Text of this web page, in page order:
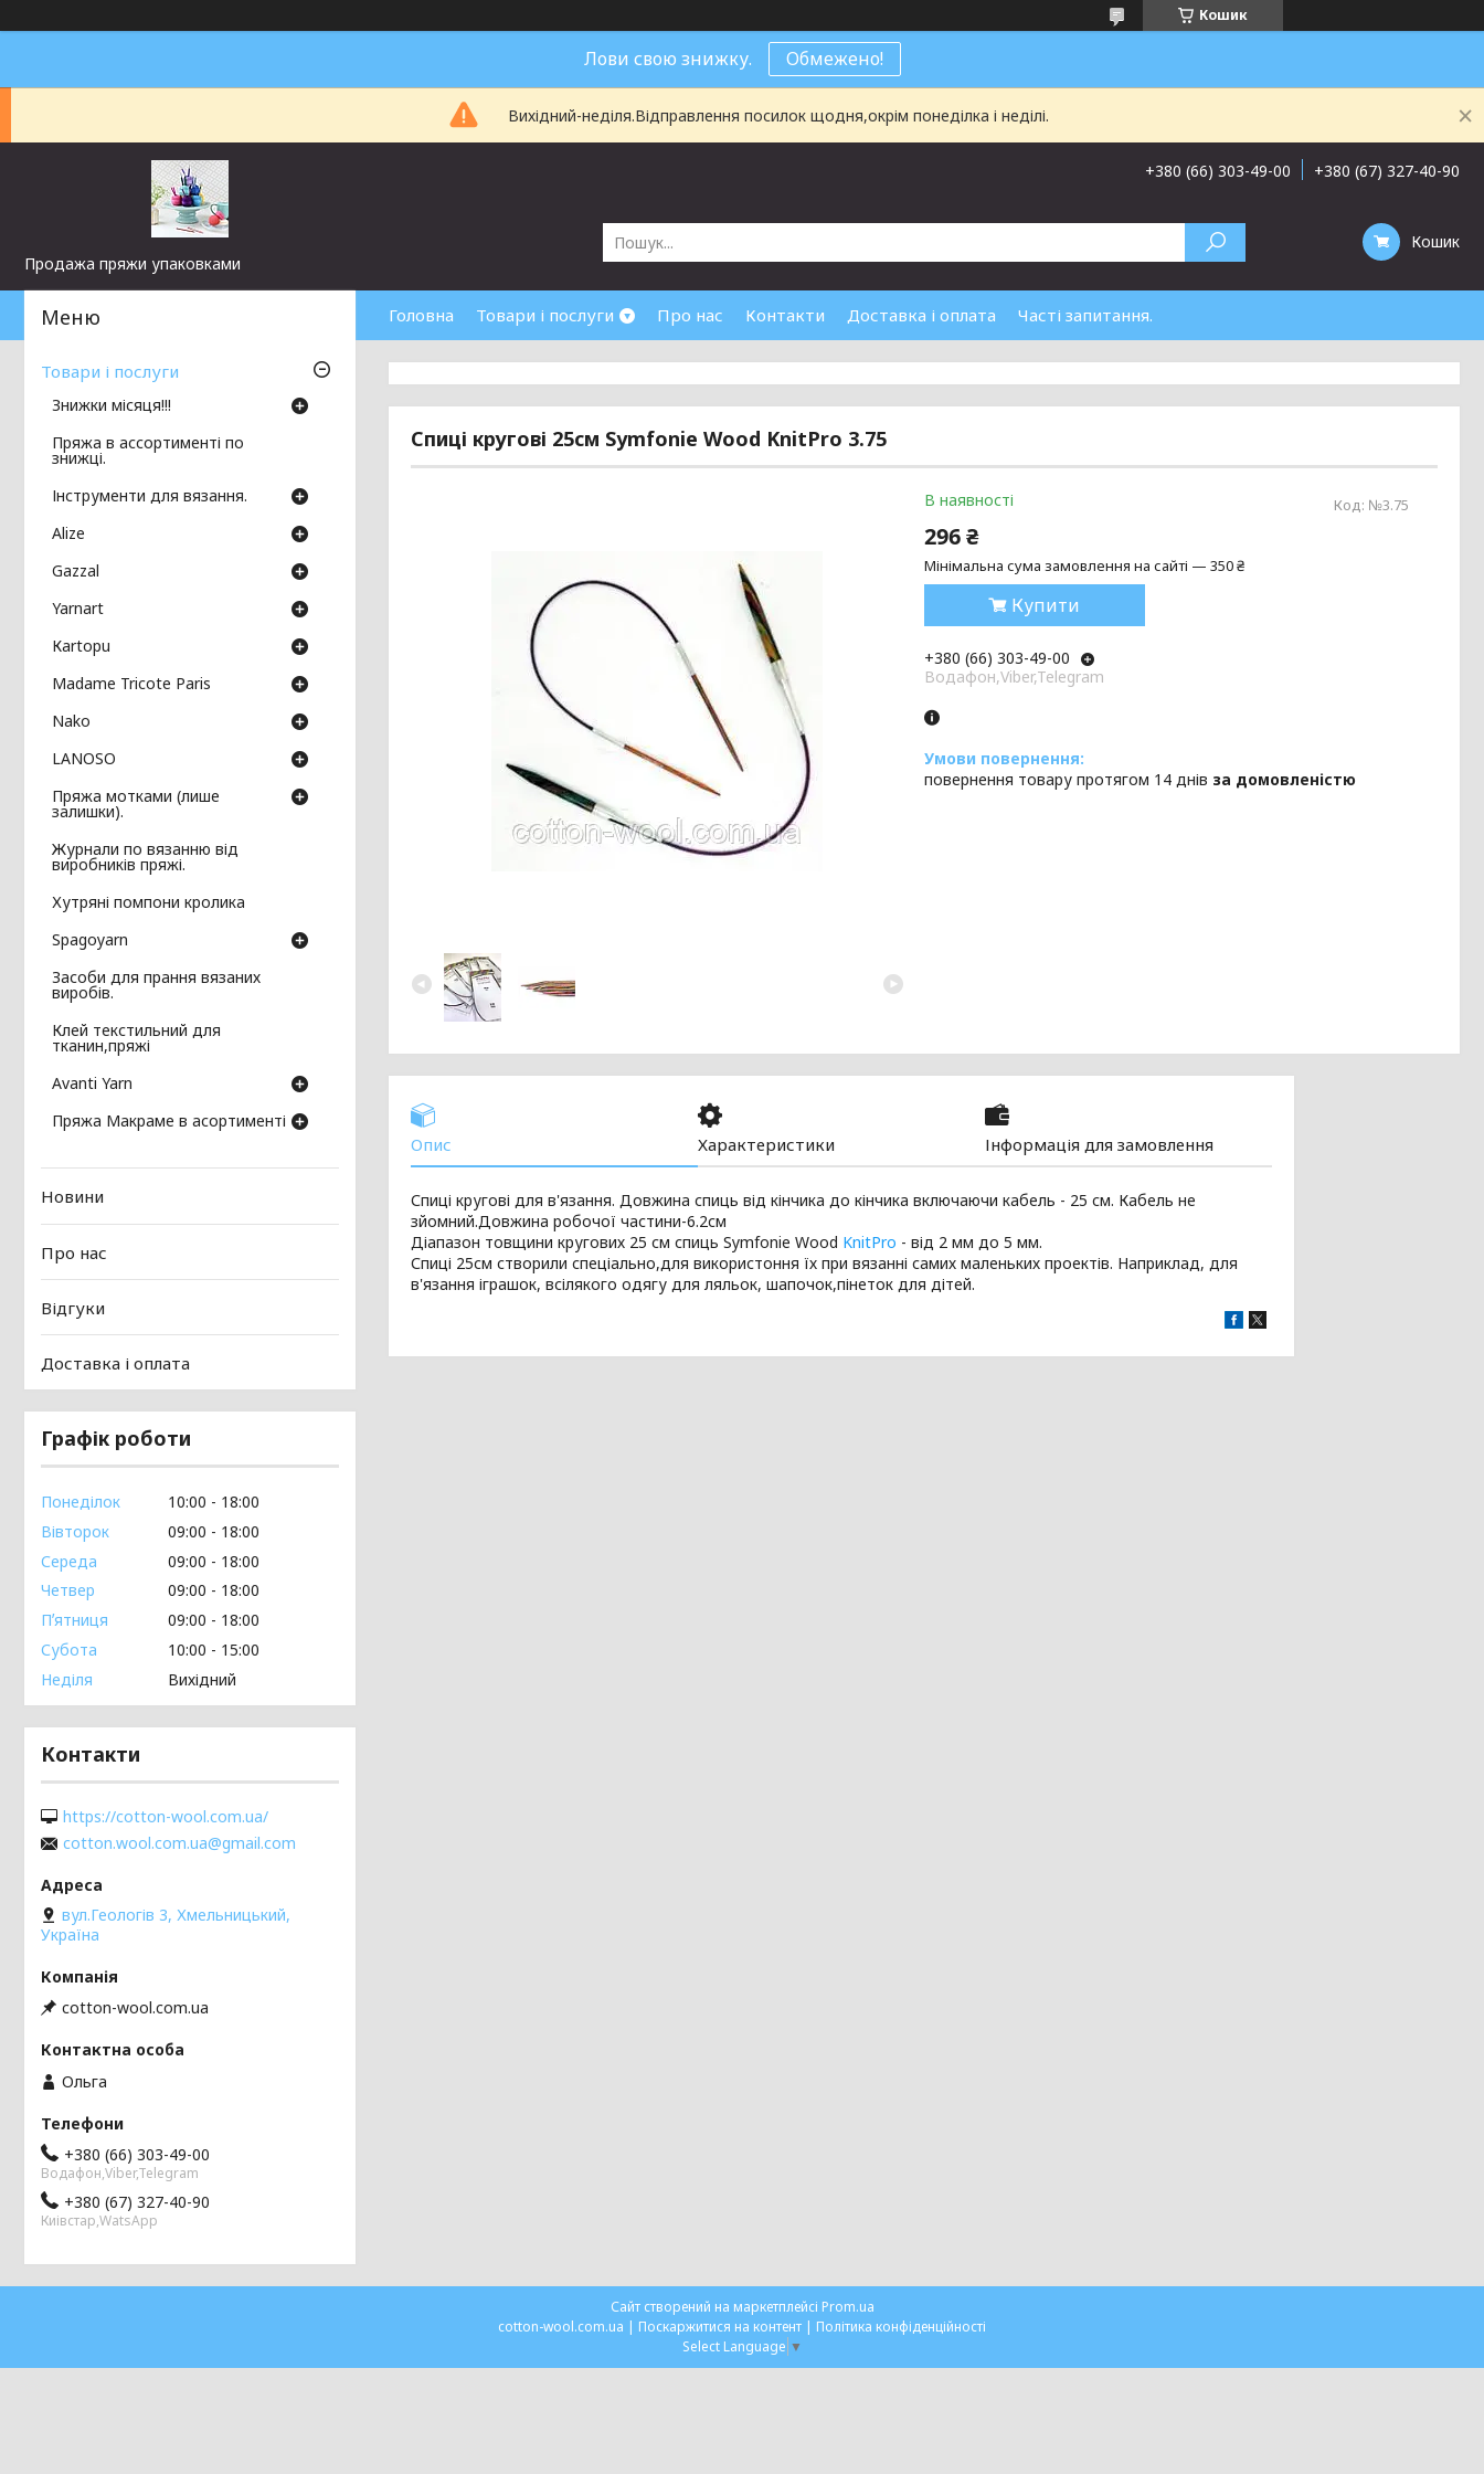
Кошик
Лови свою знижку. Обмежено!
Вихідний-неділя.Відправлення посилок щодня,окрім понеділка і неділі.
Продажа пряжи упаковками
+380 (66) 303-49-00 +380 (67) 327-40-90
Кошик
Головна Товари і послуги Про нас Контакти Доставка і оплата Часті запитання.
Спиці кругові 25см Symfonie Wood KnitPro 3.75
В наявності Код: №3.75
296 ₴
Мінімальна сума замовлення на сайті — 350 ₴
Купити
+380 (66) 303-49-00
Водафон,Viber,Telegram
повернення товару протягом 14 днів за домовленістю
Опис Характеристики Інформація для замовлення
Спиці кругові для в'язання. Довжина спиць від кінчика до кінчика включаючи кабель - 25 см. Кабель не
зйомний.Довжина робочої частини-6.2см
Діапазон товщини кругових 25 см спиць Symfonie Wood KnitPro - від 2 мм до 5 мм.
Спиці 25см створили спеціально,для використоння їх при вязанні самих маленьких проектів. Наприклад, для
в'язання іграшок, всілякого одягу для ляльок, шапочок,пінеток для дітей.
Товари і послуги
Знижки місяця!!!
Пряжа в ассортименті по
знижці.
Інструменти для вязання.
Аlize
Gazzal
Yarnart
Кartopu
Madame Tricote Paris
Nako
LANOSO
Пряжа мотками (лише
залишки).
Журнали по вязанню від
виробників пряжі.
Хутряні помпони кролика
Spagoyarn
Засоби для прання вязаних
виробів.
Клей текстильний для
тканин,пряжі
Avanti Yarn
Пряжа Макраме в асортименті
Новини
Про нас
Відгуки
Доставка і оплата
Графік роботи
Понеділок 10:00
18:00
Вівторок
09:00
18:00
Середа
09:00
18:00
Четвер
09:00
18:00
Пʼятниця
09:00
18:00
Субота
10:00
15:00
Неділя
Вихідний
Контакти
https://cotton-wool.com.ua/
cotton.wool.com.ua@gmail.com
вул.Геологів 3, Хмельницький,
Україна
cotton-wool.com.ua
Ольга
+380 (66) 303-49-00
Водафон,Viber,Telegram
+380 (67) 327-40-90
Киівстар,WatsApp
Сайт створений на маркетплейсі Prom.ua
cotton-wool.com.ua | Поскаржитися на контент | Політика конфіденційності
Select Language ▼